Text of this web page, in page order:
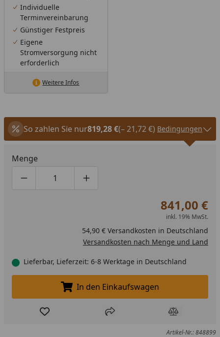
Individuelle
Terminvereinbarung
Günstiger Festpreis
Eigene
Stromversorgung nicht
erforderlich
Weitere Infos
So zahlen Sie nur819,28 €(– 21,72 €) Bedingungen
Menge
Produktmenge um eins verringern
Produktmenge manuell eingeben
Produktmenge um eins erhöhen
841,00 €
inkl. 19% MwSt.
54,90 € Versandkosten in Deutschland
Versandkosten nach Menge und Land
Lieferbar, Lieferzeit: 6-8 Werktage in Deutschland
In den Einkaufswagen legen
In den Einkaufswagen
Produkt zur Wunschliste hinzufügen
Teilen Produkt
Artikel-Nr.: 848899